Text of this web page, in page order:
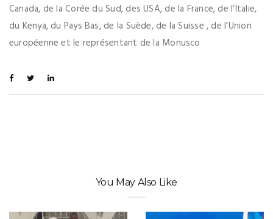
Canada, de la Corée du Sud, des USA, de la France, de l’Italie,
du Kenya, du Pays Bas, de la Suède, de la Suisse , de l’Union
européenne et le représentant de la Monusco
You May Also Like